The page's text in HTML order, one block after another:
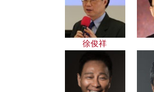
徐俊祥